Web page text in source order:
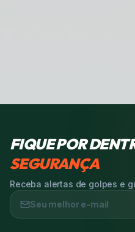
FIQUE POR
SEGURANÇA
Receba alertas de golpes e